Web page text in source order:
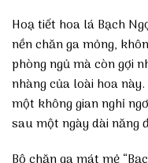
Hoạ tiết hoa lá Bạch
nền chăn ga mỏng,
phòng ngủ mà còn gợi
nhàng của loài hoa
một không gian nghỉ
sau một ngày dài năng